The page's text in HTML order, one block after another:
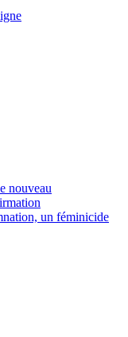
nouveau
un féminicide